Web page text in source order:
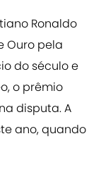
Ronaldo
Ouro pela
do século e
o prêmio
na disputa. A
ano, quando